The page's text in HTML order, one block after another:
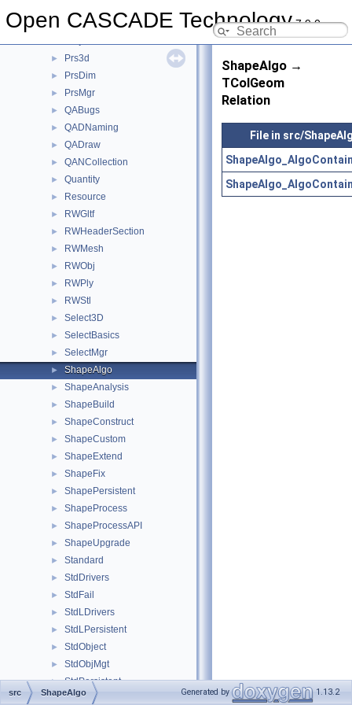
Open CASCADE Technology7.9.0
Precision
► Prs3d
► PrsDim
► PrsMgr
► QABugs
► QADNaming
► QADraw
► QANCollection
► Quantity
► Resource
► RWGltf
► RWHeaderSection
► RWMesh
► RWObj
► RWPly
► RWStl
► Select3D
► SelectBasics
► SelectMgr
► ShapeAlgo
► ShapeAnalysis
► ShapeBuild
► ShapeConstruct
► ShapeCustom
► ShapeExtend
► ShapeFix
► ShapePersistent
► ShapeProcess
► ShapeProcessAPI
► ShapeUpgrade
► Standard
► StdDrivers
► StdFail
► StdLDrivers
► StdLPersistent
► StdObject
► StdObjMgt
► StdPersistent
► StdPrs
ShapeAlgo →
TColGeom
Relation
File in src/
src ShapeAlgo Generated by 1.13.2